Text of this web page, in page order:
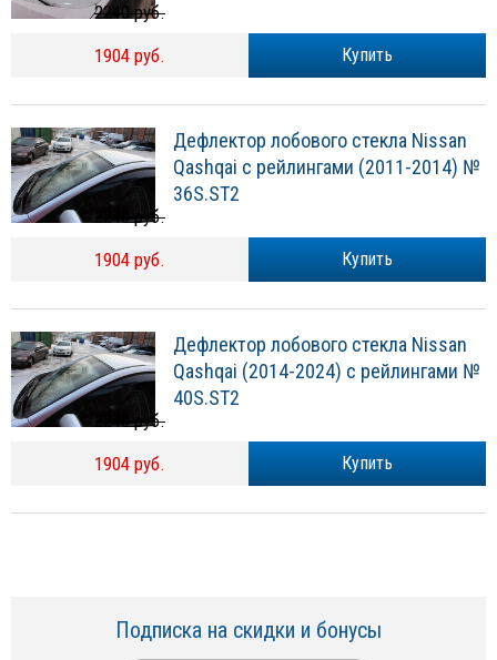
Купить
2240 руб.
1904 руб.
Дефлектор лобового стекла Nissan
Qashqai с рейлингами (2011-2014) №
36S.ST2
Купить
2240 руб.
1904 руб.
Дефлектор лобового стекла Nissan
Qashqai (2014-2024) с рейлингами №
40S.ST2
Купить
2240 руб.
1904 руб.
Подписка на скидки и бонусы